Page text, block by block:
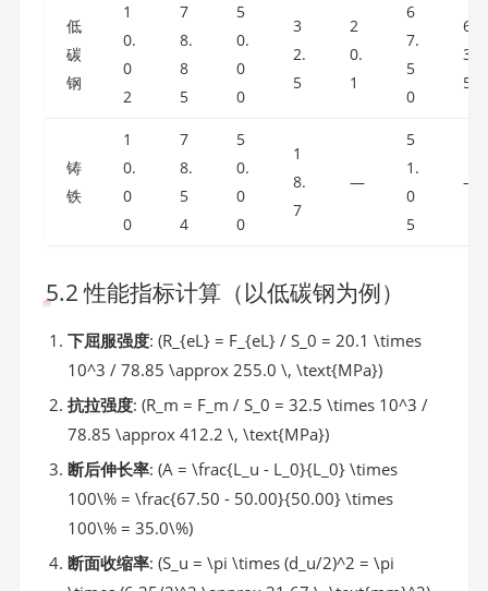
低
碳
钢
1
0.
0
2
7
8.
8
5
5
0.
0
0
3
2.
5
2
0.
1
6
7.
5
0
6.
3
5
铸
铁
1
0.
0
0
7
8.
5
4
5
0.
0
0
1
8.
7
—
5
1.
0
5
—
5.2 性能指标计算（以低碳钢为例）
下屈服强度: (R_{eL} = F_{eL} / S_0 = 20.1 \times
10^3 / 78.85 \approx 255.0 \, \text{MPa})
抗拉强度: (R_m = F_m / S_0 = 32.5 \times 10^3 /
78.85 \approx 412.2 \, \text{MPa})
断后伸长率: (A = \frac{L_u - L_0}{L_0} \times
100\% = \frac{67.50 - 50.00}{50.00} \times
100\% = 35.0\%)
断面收缩率: (S_u = \pi \times (d_u/2)^2 = \pi